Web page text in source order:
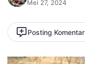
Mei 27, 2024
Posting Komentar